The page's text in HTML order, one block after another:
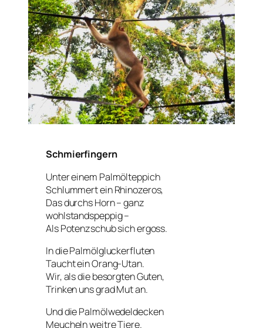
Schmierfingern
Unter einem Palmölteppich
Schlummert ein Rhinozeros,
Das durchs Horn – ganz
wohlstandspeppig –
Als Potenzschub sich ergoss.
In die Palmölgluckerfluten
Taucht ein Orang-Utan.
Wir, als die besorgten Guten,
Trinken uns grad Mut an.
Und die Palmölwedeldecken
Meucheln weitre Tiere.